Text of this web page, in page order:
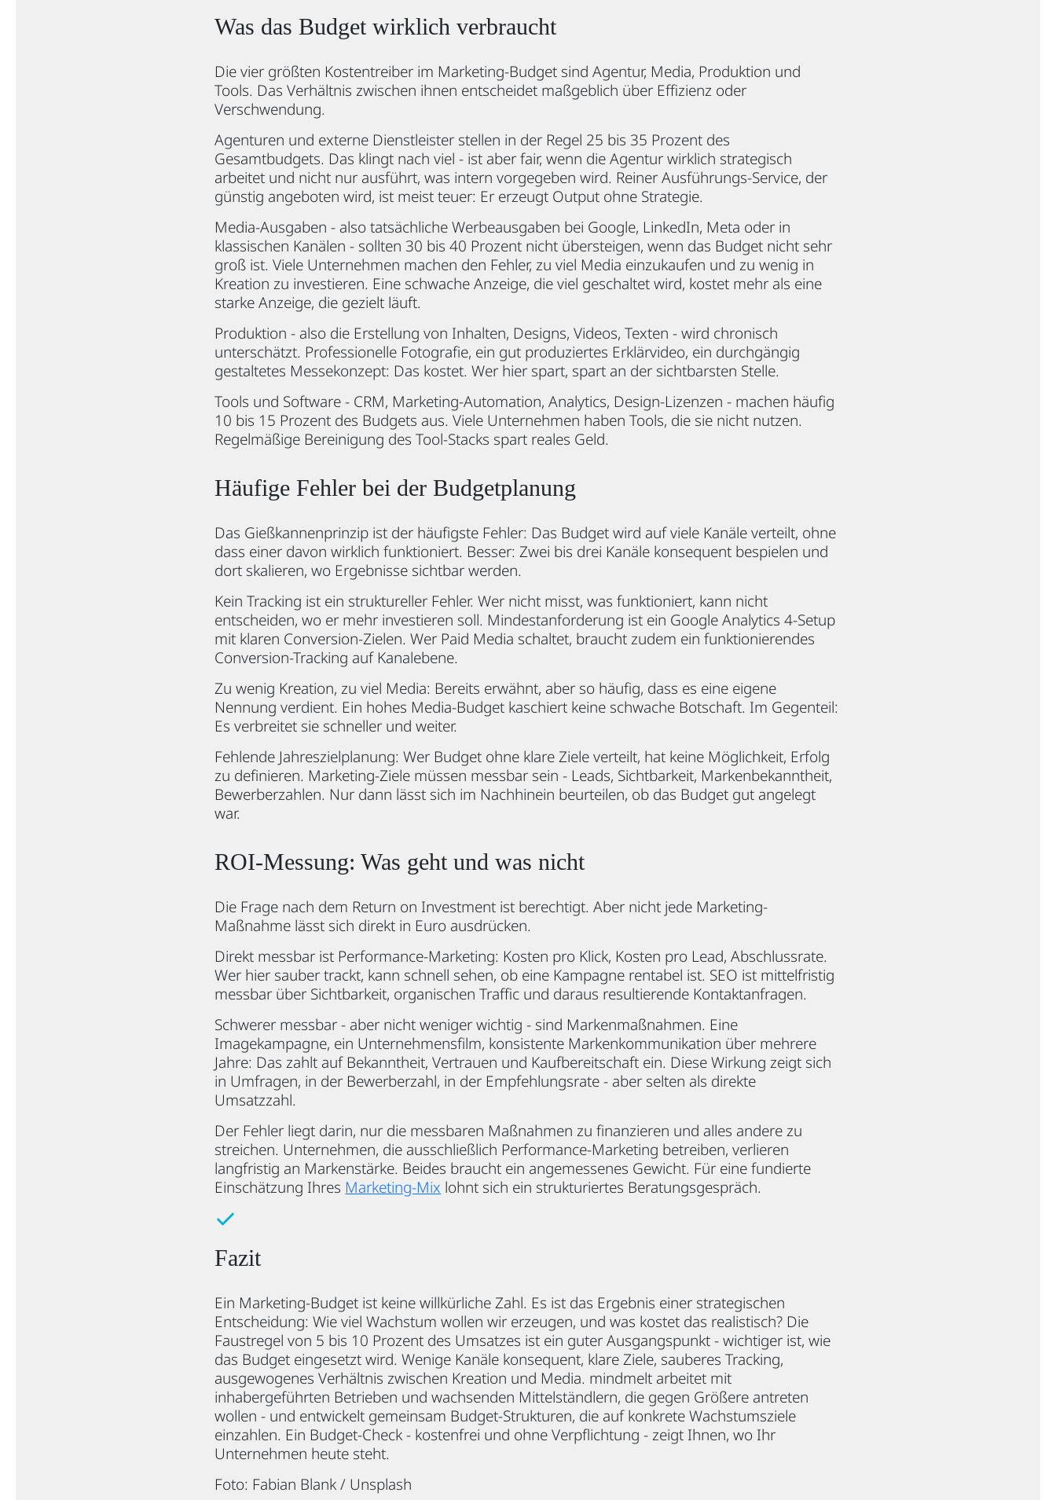
Was das Budget wirklich verbraucht
Die vier größten Kostentreiber im Marketing-Budget sind Agentur, Media, Produktion und
Tools. Das Verhältnis zwischen ihnen entscheidet maßgeblich über Effizienz oder
Verschwendung.
Agenturen und externe Dienstleister stellen in der Regel 25 bis 35 Prozent des
Gesamtbudgets. Das klingt nach viel - ist aber fair, wenn die Agentur wirklich strategisch
arbeitet und nicht nur ausführt, was intern vorgegeben wird. Reiner Ausführungs-Service, der
günstig angeboten wird, ist meist teuer: Er erzeugt Output ohne Strategie.
Media-Ausgaben - also tatsächliche Werbeausgaben bei Google, LinkedIn, Meta oder in
klassischen Kanälen - sollten 30 bis 40 Prozent nicht übersteigen, wenn das Budget nicht sehr
groß ist. Viele Unternehmen machen den Fehler, zu viel Media einzukaufen und zu wenig in
Kreation zu investieren. Eine schwache Anzeige, die viel geschaltet wird, kostet mehr als eine
starke Anzeige, die gezielt läuft.
Produktion - also die Erstellung von Inhalten, Designs, Videos, Texten - wird chronisch
unterschätzt. Professionelle Fotografie, ein gut produziertes Erklärvideo, ein durchgängig
gestaltetes Messekonzept: Das kostet. Wer hier spart, spart an der sichtbarsten Stelle.
Tools und Software - CRM, Marketing-Automation, Analytics, Design-Lizenzen - machen häufig
10 bis 15 Prozent des Budgets aus. Viele Unternehmen haben Tools, die sie nicht nutzen.
Regelmäßige Bereinigung des Tool-Stacks spart reales Geld.
Häufige Fehler bei der Budgetplanung
Das Gießkannenprinzip ist der häufigste Fehler: Das Budget wird auf viele Kanäle verteilt, ohne
dass einer davon wirklich funktioniert. Besser: Zwei bis drei Kanäle konsequent bespielen und
dort skalieren, wo Ergebnisse sichtbar werden.
Kein Tracking ist ein struktureller Fehler. Wer nicht misst, was funktioniert, kann nicht
entscheiden, wo er mehr investieren soll. Mindestanforderung ist ein Google Analytics 4-Setup
mit klaren Conversion-Zielen. Wer Paid Media schaltet, braucht zudem ein funktionierendes
Conversion-Tracking auf Kanalebene.
Zu wenig Kreation, zu viel Media: Bereits erwähnt, aber so häufig, dass es eine eigene
Nennung verdient. Ein hohes Media-Budget kaschiert keine schwache Botschaft. Im Gegenteil:
Es verbreitet sie schneller und weiter.
Fehlende Jahreszielplanung: Wer Budget ohne klare Ziele verteilt, hat keine Möglichkeit, Erfolg
zu definieren. Marketing-Ziele müssen messbar sein - Leads, Sichtbarkeit, Markenbekanntheit,
Bewerberzahlen. Nur dann lässt sich im Nachhinein beurteilen, ob das Budget gut angelegt
war.
ROI-Messung: Was geht und was nicht
Die Frage nach dem Return on Investment ist berechtigt. Aber nicht jede Marketing-
Maßnahme lässt sich direkt in Euro ausdrücken.
Direkt messbar ist Performance-Marketing: Kosten pro Klick, Kosten pro Lead, Abschlussrate.
Wer hier sauber trackt, kann schnell sehen, ob eine Kampagne rentabel ist. SEO ist mittelfristig
messbar über Sichtbarkeit, organischen Traffic und daraus resultierende Kontaktanfragen.
Schwerer messbar - aber nicht weniger wichtig - sind Markenmaßnahmen. Eine
Imagekampagne, ein Unternehmensfilm, konsistente Markenkommunikation über mehrere
Jahre: Das zahlt auf Bekanntheit, Vertrauen und Kaufbereitschaft ein. Diese Wirkung zeigt sich
in Umfragen, in der Bewerberzahl, in der Empfehlungsrate - aber selten als direkte
Umsatzzahl.
Der Fehler liegt darin, nur die messbaren Maßnahmen zu finanzieren und alles andere zu
streichen. Unternehmen, die ausschließlich Performance-Marketing betreiben, verlieren
langfristig an Markenstärke. Beides braucht ein angemessenes Gewicht. Für eine fundierte
Einschätzung Ihres Marketing-Mix lohnt sich ein strukturiertes Beratungsgespräch.
Fazit
Ein Marketing-Budget ist keine willkürliche Zahl. Es ist das Ergebnis einer strategischen
Entscheidung: Wie viel Wachstum wollen wir erzeugen, und was kostet das realistisch? Die
Faustregel von 5 bis 10 Prozent des Umsatzes ist ein guter Ausgangspunkt - wichtiger ist, wie
das Budget eingesetzt wird. Wenige Kanäle konsequent, klare Ziele, sauberes Tracking,
ausgewogenes Verhältnis zwischen Kreation und Media. mindmelt arbeitet mit
inhabergeführten Betrieben und wachsenden Mittelständlern, die gegen Größere antreten
wollen - und entwickelt gemeinsam Budget-Strukturen, die auf konkrete Wachstumsziele
einzahlen. Ein Budget-Check - kostenfrei und ohne Verpflichtung - zeigt Ihnen, wo Ihr
Unternehmen heute steht.
Foto: Fabian Blank / Unsplash